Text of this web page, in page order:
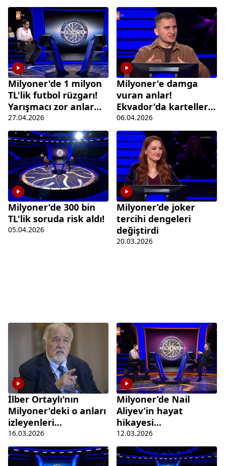
elendi
Milyoner'de 1 milyon
TL'lik futbol rüzgarı!
Yarışmacı zor anlar
yaşadı
27.04.2026
Milyoner'e damga
vuran anlar!
Ekvador'da karteller
tarafından kaçırıldı
06.04.2026
Milyoner'de 300 bin
TL'lik soruda risk aldı!
05.04.2026
Milyoner’de joker
tercihi dengeleri
değiştirdi
20.03.2026
İlber Ortaylı'nın
Milyoner'deki o anları
izleyenleri
duygulandırdı
16.03.2026
Milyoner’de Nail
Aliyev’in hayat
hikayesi
duygulandırdı
12.03.2026